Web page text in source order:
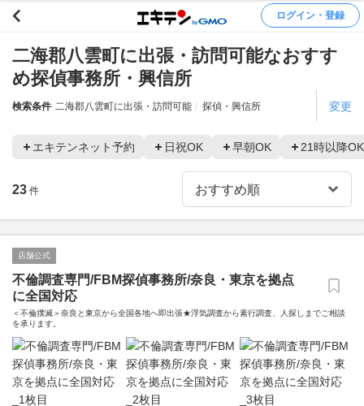
ログイン・登録
二海郡八雲町に出張・訪問可能なおすす
め探偵事務所・興信所
検索条件 二海郡八雲町に出張・訪問可能 探偵・興信所 変更
エキテンネット予約 日祝OK 早朝OK 21時以降OK
23 件
店舗公式
不倫調査専門/FBM探偵事務所/奈良・東京を拠点
に全国対応
＜不倫撲滅＞奈良と東京から全国各地へ即出張★浮気調査から素行調査、人探しまでご相談
を承ります。